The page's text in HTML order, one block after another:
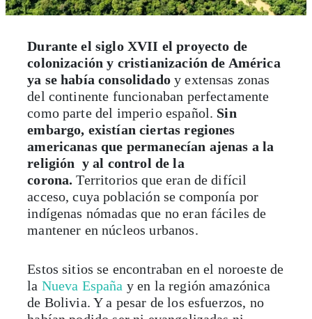
Durante el siglo XVII el proyecto de
colonización y cristianización de América
ya se había consolidadoy extensas zonas
del continente funcionaban perfectamente
como parte del imperio español. Sin
embargo, existían ciertas regiones
americanas que permanecían ajenas a la
religión y al control de la
corona. Territorios que eran de difícil
acceso, cuya población se componía por
indígenas nómadas que no eran fáciles de
mantener en núcleos urbanos.
Estos sitios se encontraban en el noroeste de
la Nueva España y en la región amazónica
de Bolivia. Y a pesar de los esfuerzos, no